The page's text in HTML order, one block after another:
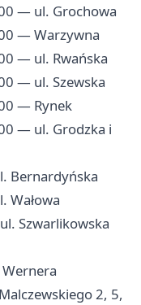
— ul. Grochowa
— Warzywna
— ul. Rwańska
— ul. Szewska
— Rynek
— ul. Grodzka i
Szwarlikowska
2, 5,